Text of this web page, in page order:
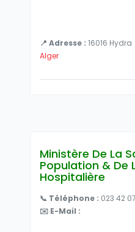
📍 Adresse : 16016 Hydra
Alger
Ministère De La
Population & De
Hospitalière
📞 Téléphone : 023 42
✉️ E-Mail :